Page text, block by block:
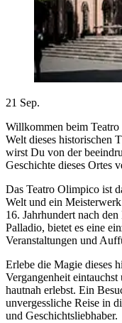
21 Sep.
Willkommen beim
Welt dieses historischen
wirst Du von der
Geschichte dieses Ortes
Das Teatro Olimpico ist
Welt und ein
16. Jahrhundert nach
Palladio, bietet es eine
Veranstaltungen und
Erlebe die Magie dieses
Vergangenheit
hautnah erlebst. Ein
unvergessliche Reise in
und Geschichtsliebhaber.